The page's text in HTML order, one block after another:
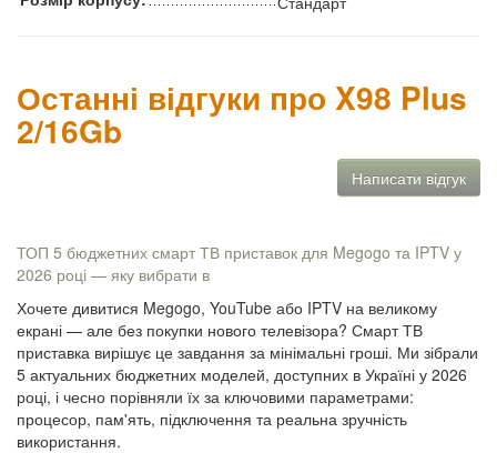
Останні відгуки про X98 Plus
2/16Gb
Написати відгук
ТОП 5 бюджетних смарт ТВ приставок для Megogo та IPTV у
2026 році — яку вибрати в
Хочете дивитися Megogo, YouTube або IPTV на великому
екрані — але без покупки нового телевізора? Смарт ТВ
приставка вирішує це завдання за мінімальні гроші. Ми зібрали
5 актуальних бюджетних моделей, доступних в Україні у 2026
році, і чесно порівняли їх за ключовими параметрами:
процесор, пам'ять, підключення та реальна зручність
використання.